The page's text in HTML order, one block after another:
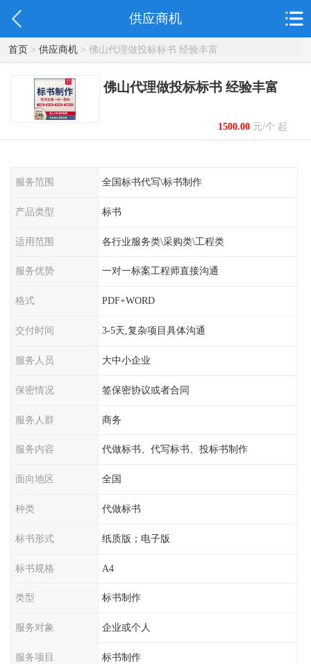
供应商机
首页> 供应商机> 佛山代理做投标标书 经验丰富
佛山代理做投标标书 经验丰富
1500.00元/个 起
服务范围 全国标书代写\标书制作
产品类型 标书
适用范围 各行业服务类\采购类\工程类
服务优势 一对一标案工程师直接沟通
格式 PDF+WORD
交付时间 3-5天,复杂项目具体沟通
服务人员 大中小企业
保密情况 签保密协议或者合同
服务人群 商务
服务内容 代做标书、代写标书、投标书制作
面向地区 全国
种类 代做标书
标书形式 纸质版；电子版
标书规格 A4
类型 标书制作
服务对象 企业或个人
服务项目 标书制作